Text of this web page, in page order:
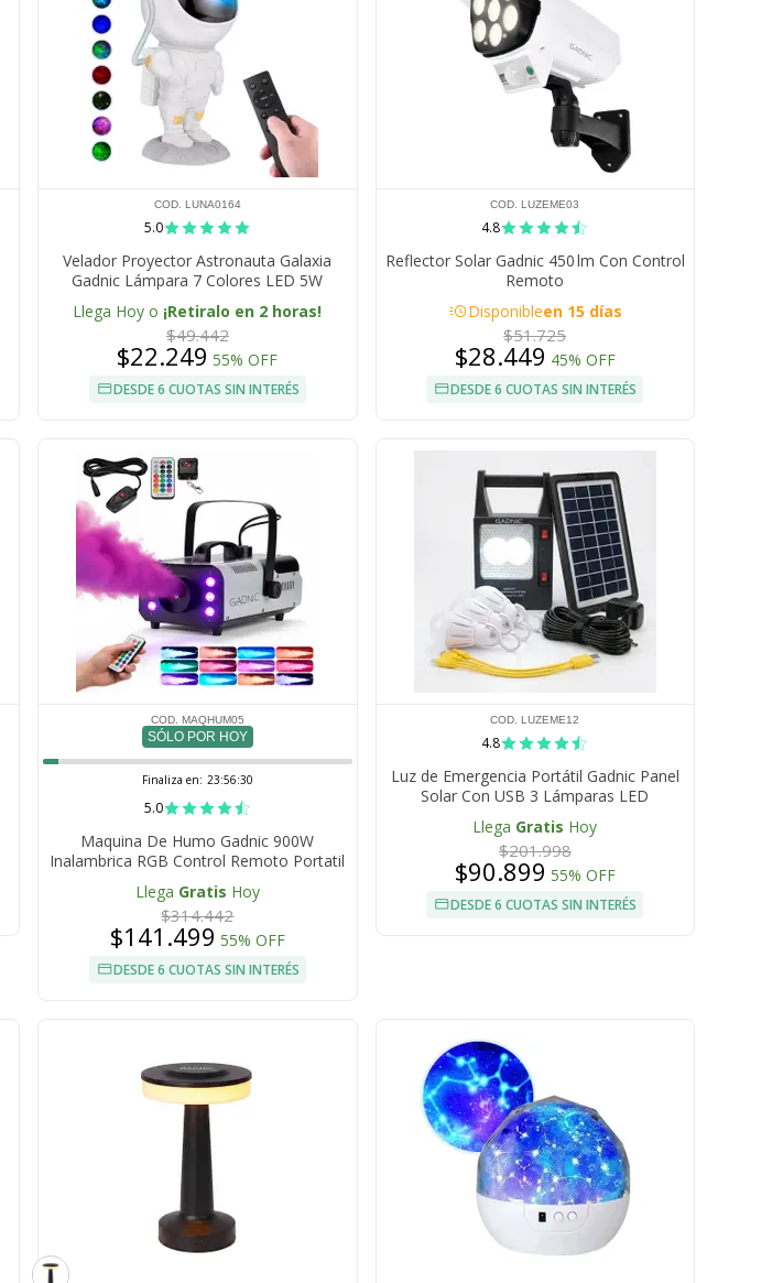
COD. LUNA0164
5.0
Velador Proyector Astronauta Galaxia
Gadnic Lámpara 7 Colores LED 5W
Llega Hoy o ¡Retiralo en 2 horas!
$49.442
$22.249 55% OFF
DESDE 6 CUOTAS SIN INTERÉS
COD. LUZEME03
4.8
Reflector Solar Gadnic 450 lm Con Control
Remoto
acuteDisponibleen 15 días
$51.725
$28.449 45% OFF
DESDE 6 CUOTAS SIN INTERÉS
COD. MAQHUM05
SÓLO POR HOY
Finaliza en: 23:56:29
5.0
Maquina De Humo Gadnic 900W
Inalambrica RGB Control Remoto Portatil
Llega Gratis Hoy
$314.442
$141.499 55% OFF
DESDE 6 CUOTAS SIN INTERÉS
COD. LUZEME12
4.8
Luz de Emergencia Portátil Gadnic Panel
Solar Con USB 3 Lámparas LED
Llega Gratis Hoy
$201.998
$90.899 55% OFF
DESDE 6 CUOTAS SIN INTERÉS